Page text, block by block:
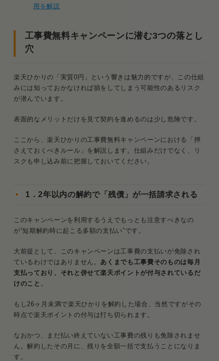
用を解説
工事費無料キャンペーンに潜む3つの落とし
穴
楽天ひかりの「実質0円」という響きは魅力的ですが、この仕組
みには知っておかなければ損をしてしまう可能性のあるリスク
が潜んでいます。
表面的なメリットだけを見て契約を進めるのは少し危険です。
ここから、楽天ひかりの工事費無料キャンペーンにおける「押
さえておくべきルール」を解説します。仕組みだけでなく、リ
スクも申し込み前に把握しておいてください。
1．2年以内の解約で「残債」が一括請求される
このキャンペーンを利用するうえでもっとも注意すべきなの
が“短期解約時に起こる多額の支払い”です。
大前提として、このキャンペーンは工事費の支払いが免除され
ているわけではありません。 あくまでも工事費そのものは毎月
支払っており、それと併せて楽天ポイントが付与されているだ
けのこと 。
もし26ヶ月未満で楽天ひかりを解約した場合、当然ですがその
時点で楽天ポイントの付与は打ち切られます。
なおかつ、まだ払い終えていない工事費の残りも免除されませ
ん。解約したその月に、残りを全額一括で支払うことになりま
す。